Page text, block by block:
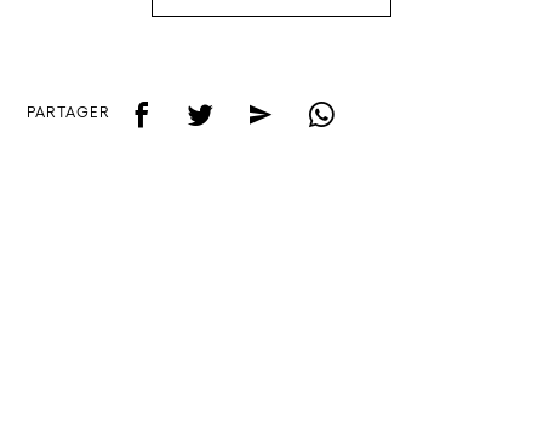
PARTAGER f t e w